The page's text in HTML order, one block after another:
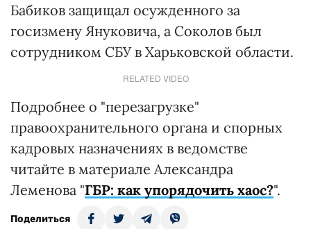
Бабиков защищал осужденного за
госизмену Януковича, а Соколов был
сотрудником СБУ в Харьковской области.
RELATED VIDEO
Подробнее о "перезагрузке"
правоохранительного органа и спорных
кадровых назначениях в ведомстве
читайте в материале Александра
Леменова "ГБР: как упорядочить хаос?".
Поделиться